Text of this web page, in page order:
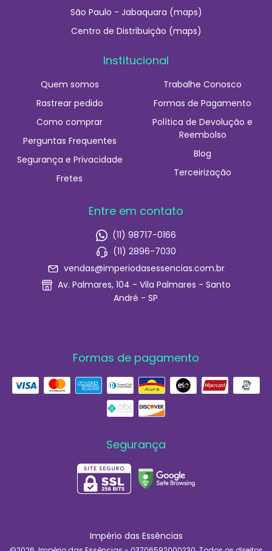
São Paulo - Jabaquara (maps)
Centro de Distribuição (maps)
Institucional
Quem somos
Rastrear pedido
Como comprar
Perguntas Frequentes
Segurança e Privacidade
Fretes
Trabalhe Conosco
Formas de Pagamento
Política de Devolução e
Reembolso
Blog
Terceirização
Entre em contato
(11) 98717-0166
(11) 2896-7030
vendas@imperiodasessencias.com.br
Av. Palmares, 104 - Vila Palmares - Santo
André - SP
Formas de pagamento
Segurança
Império das Essências